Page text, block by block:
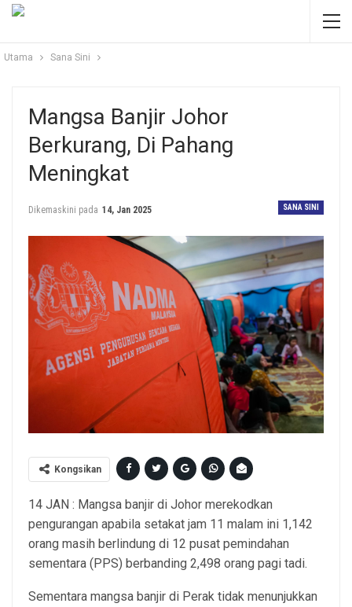
Utama Sana Sini
Mangsa Banjir Johor
Berkurang, Di Pahang
Meningkat
SANA SINI
Dikemaskini pada 14, Jan 2025
Kongsikan
14 JAN : Mangsa banjir di Johor merekodkan
pengurangan apabila setakat jam 11 malam ini 1,142
orang masih berlindung di 12 pusat pemindahan
sementara (PPS) berbanding 2,498 orang pagi tadi.
Sementara mangsa banjir di Perak tidak menunjukkan